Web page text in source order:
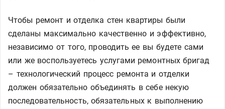
Чтобы ремонт и отделка стен квартиры были
сделаны максимально качественно и эффективно,
независимо от того, проводить ее вы будете сами
или же воспользуетесь услугами ремонтных бригад
– технологический процесс ремонта и отделки
должен обязательно объединять в себе некую
последовательность, обязательных к выполнению